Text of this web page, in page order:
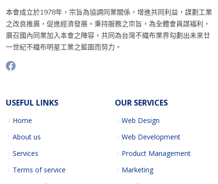
本會成立於1978年，宗旨為協調同業關係，增進共同利益，謀劃工業
之改良推廣，促進經濟發展。秉持服務之宗旨，為全體會員謀福利，
廣召國內同業加入本會之陣容，共同為台灣不織布業界勾劃出未來廿
一世紀不織布明星工業之藍圖而努力。
USEFUL LINKS
Home
About us
Services
Terms of service
OUR SERVICES
Web Design
Web Development
Product Management
Marketing